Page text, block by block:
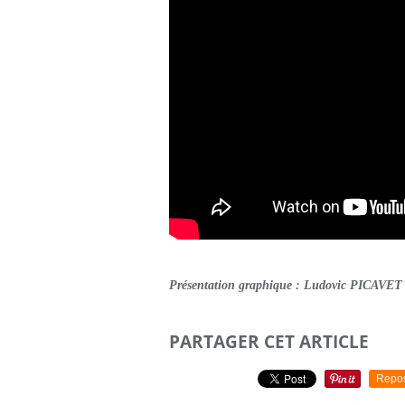
Présentation graphique : Ludovic PICAVET
PARTAGER CET ARTICLE